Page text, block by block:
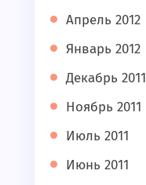
Апрель 2012
Январь 2012
Декабрь 2011
Ноябрь 2011
Июль 2011
Июнь 2011